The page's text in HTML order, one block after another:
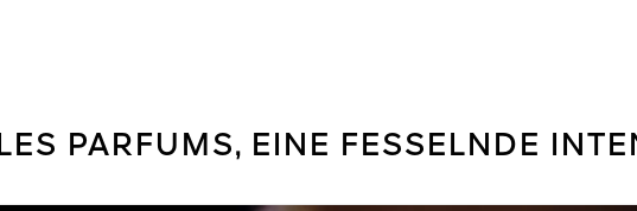
LES PARFUMS, EINE FESSELNDE